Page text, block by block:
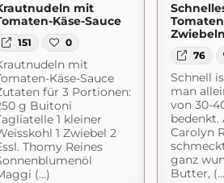
mit
Käse-Sauce
151 0
mit
Käse-Sauce
für 3 Portionen:
g Buitoni
1 kleiner
1 Zwiebel 2
Thomy Reines
(...)
Zwiebeln
76
Schnell
man
von 30-
bedenkt.
Carolyn
ganz
Butter,